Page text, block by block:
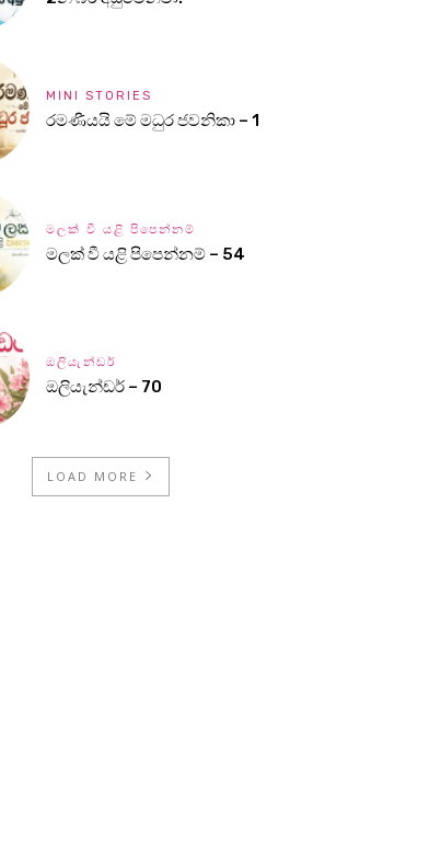
MINI STORIES
රමණීයයි මේ මධුර ජවනිකා – 1
මලක් වී යළි පිපෙන්නම්
මලක් වී යළි පිපෙන්නම් – 54
ඔලියැන්ඩර්
ඔලියැන්ඩර් – 70
LOAD MORE